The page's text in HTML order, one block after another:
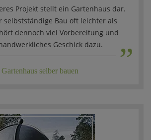
Projekt stellt ein Gartenhaus dar.
selbstständige Bau oft leichter als
dennoch viel Vorbereitung und
Geschick dazu.
„
Gartenhaus selber bauen